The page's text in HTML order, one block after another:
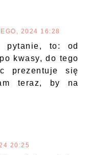
2024 16:28
pytanie, to: od
kwasy, do tego
prezentuje się
teraz, by na
20:25